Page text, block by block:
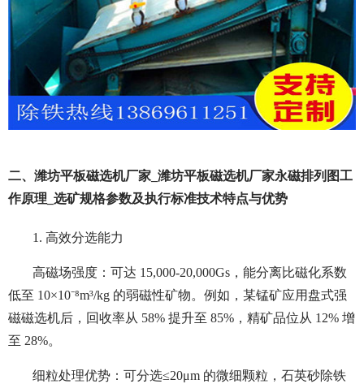
二、 潍坊平板磁选机厂家_潍坊平板磁选机厂家永磁排列图工
作原理_选矿规格参数及执行标准技术特点与优势
1. 高效分选能力
高磁场强度：可达 15,000-20,000Gs，能分离比磁化系数
低至 10×10⁻⁸m³/kg 的弱磁性矿物。例如，某锰矿应用盘式强
磁磁选机后，回收率从 58% 提升至 85%，精矿品位从 12% 增
至 28%。
细粒处理优势：可分选≤20μm 的微细颗粒，石英砂除铁